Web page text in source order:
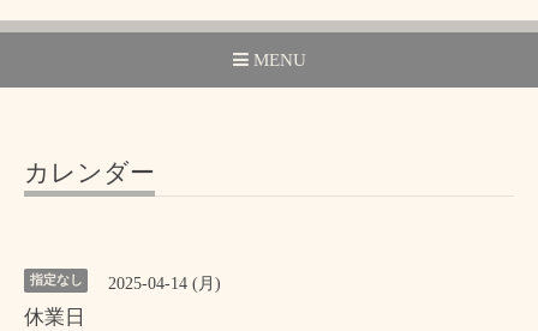
MENU
カレンダー
指定なし 2025-04-14 (月)
休業日